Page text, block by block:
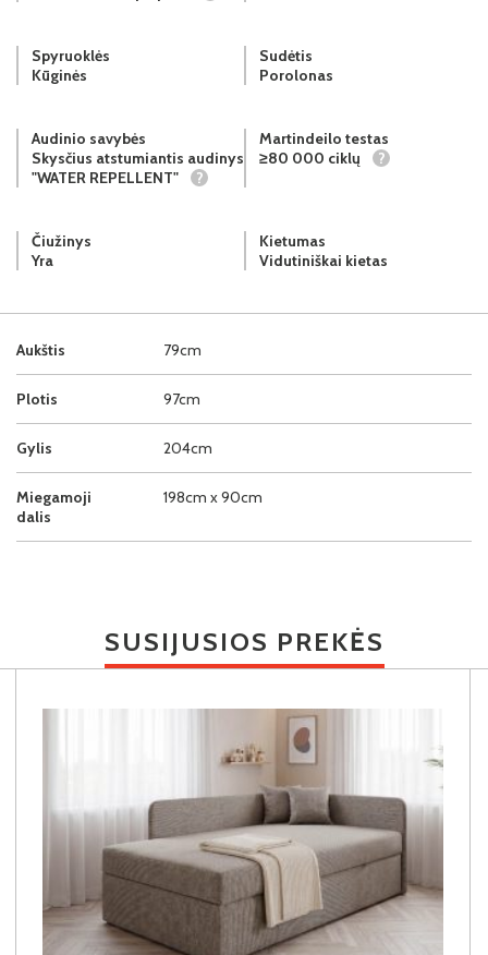
Aukštis 79cm
Plotis 97cm
Gylis 204cm
Miegamoji
dalis
198cm x 90cm
Spyruoklės
Kūginės
Sudėtis
Porolonas
Audinio savybės
Skysčius atstumiantis audinys
"WATER REPELLENT"
?
Martindeilo testas
≥80 000 ciklų
?
Čiužinys
Yra
Kietumas
Vidutiniškai kietas
SUSIJUSIOS PREKĖS